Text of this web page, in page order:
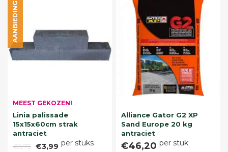
MEEST GEKOZEN!
Linia palissade
15x15x60cm strak
antraciet
€5,75 €3,99 per stuks
AANBIEDING
Alliance Gator G2 XP
Sand Europe 20 kg
antraciet
€46,20 per stuk